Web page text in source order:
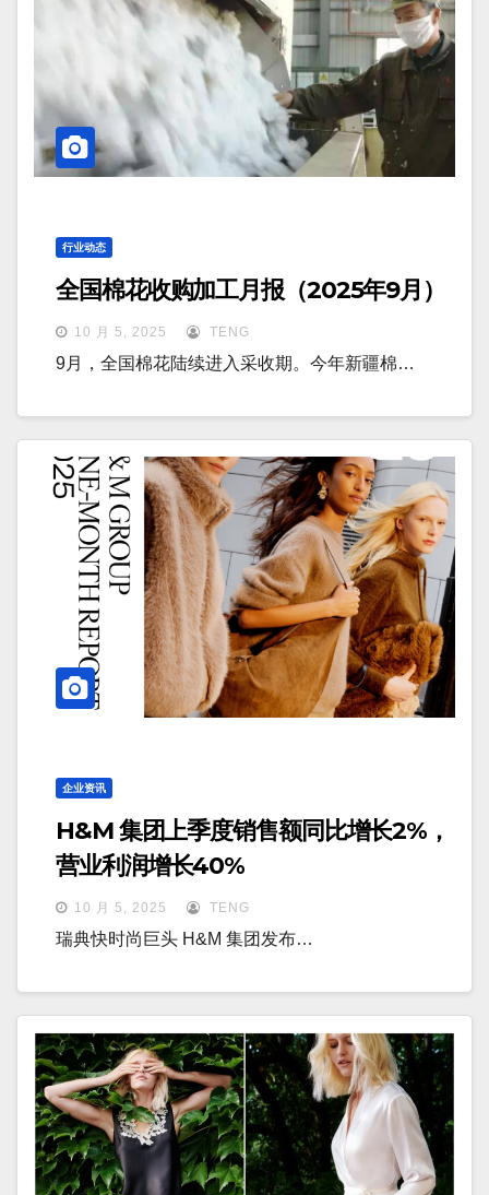
行业动态
全国棉花收购加工月报（2025年9月）
10 月 5, 2025 TENG
9月，全国棉花陆续进入采收期。今年新疆棉…
企业资讯
H&M 集团上季度销售额同比增长2%，
营业利润增长40%
10 月 5, 2025 TENG
瑞典快时尚巨头 H&M 集团发布…